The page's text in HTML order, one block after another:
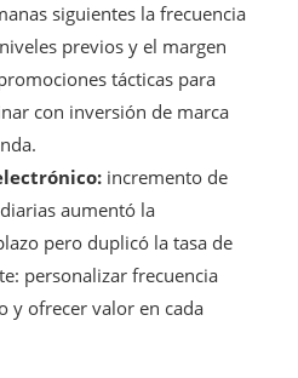
siguientes la frecuencia
previos y el margen
tácticas para
con inversión de marca
incremento de
aumentó la
pero duplicó la tasa de
personalizar frecuencia
y ofrecer valor en cada